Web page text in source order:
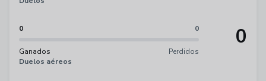
0 0
Ganados Perdidos
0
Duelos aéreos